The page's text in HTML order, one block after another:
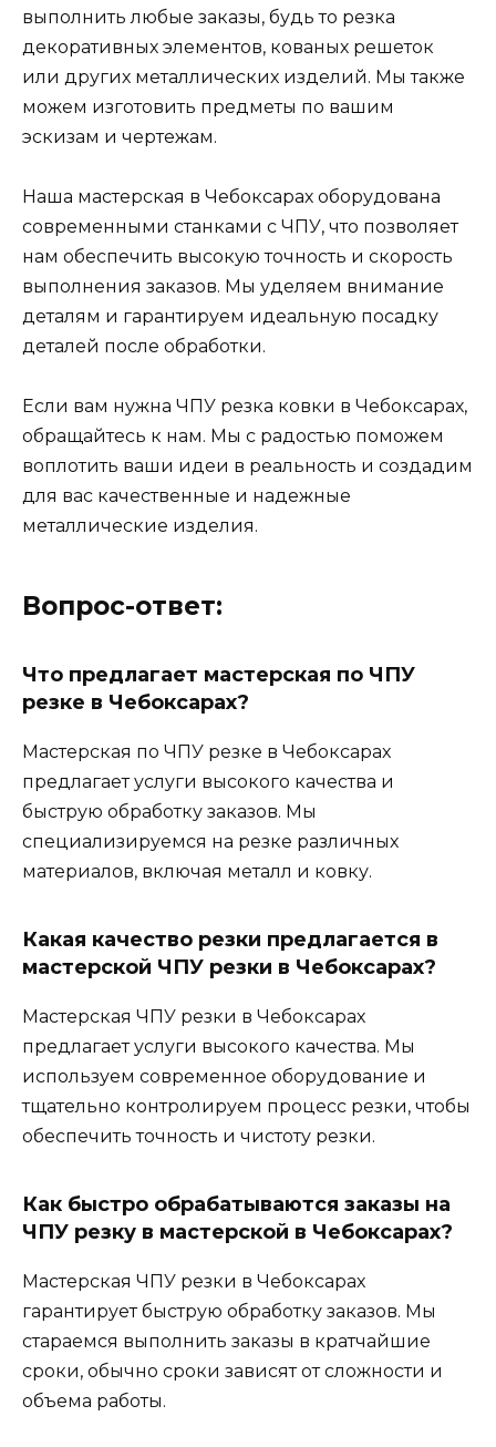
выполнить любые заказы, будь то резка
декоративных элементов, кованых решеток
или других металлических изделий. Мы также
можем изготовить предметы по вашим
эскизам и чертежам.
Наша мастерская в Чебоксарах оборудована
современными станками с ЧПУ, что позволяет
нам обеспечить высокую точность и скорость
выполнения заказов. Мы уделяем внимание
деталям и гарантируем идеальную посадку
деталей после обработки.
Если вам нужна ЧПУ резка ковки в Чебоксарах,
обращайтесь к нам. Мы с радостью поможем
воплотить ваши идеи в реальность и создадим
для вас качественные и надежные
металлические изделия.
Вопрос-ответ:
Что предлагает мастерская по ЧПУ
резке в Чебоксарах?
Мастерская по ЧПУ резке в Чебоксарах
предлагает услуги высокого качества и
быструю обработку заказов. Мы
специализируемся на резке различных
материалов, включая металл и ковку.
Какая качество резки предлагается в
мастерской ЧПУ резки в Чебоксарах?
Мастерская ЧПУ резки в Чебоксарах
предлагает услуги высокого качества. Мы
используем современное оборудование и
тщательно контролируем процесс резки, чтобы
обеспечить точность и чистоту резки.
Как быстро обрабатываются заказы на
ЧПУ резку в мастерской в Чебоксарах?
Мастерская ЧПУ резки в Чебоксарах
гарантирует быструю обработку заказов. Мы
стараемся выполнить заказы в кратчайшие
сроки, обычно сроки зависят от сложности и
объема работы.